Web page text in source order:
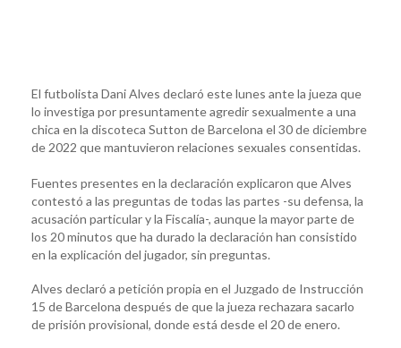
El futbolista Dani Alves declaró este lunes ante la jueza que
lo investiga por presuntamente agredir sexualmente a una
chica en la discoteca Sutton de Barcelona el 30 de diciembre
de 2022 que mantuvieron relaciones sexuales consentidas.
Fuentes presentes en la declaración explicaron que Alves
contestó a las preguntas de todas las partes -su defensa, la
acusación particular y la Fiscalía-, aunque la mayor parte de
los 20 minutos que ha durado la declaración han consistido
en la explicación del jugador, sin preguntas.
Alves declaró a petición propia en el Juzgado de Instrucción
15 de Barcelona después de que la jueza rechazara sacarlo
de prisión provisional, donde está desde el 20 de enero.